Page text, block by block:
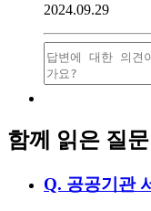
2024.09.29
함께 읽은 질문
Q. 공공기관